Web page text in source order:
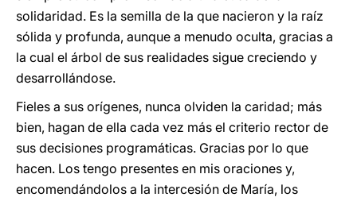
solidaridad. Es la semilla de la que nacieron y la raíz
sólida y profunda, aunque a menudo oculta, gracias a
la cual el árbol de sus realidades sigue creciendo y
desarrollándose.
Fieles a sus orígenes, nunca olviden la caridad; más
bien, hagan de ella cada vez más el criterio rector de
sus decisiones programáticas. Gracias por lo que
hacen. Los tengo presentes en mis oraciones y,
encomendándolos a la intercesión de María, los